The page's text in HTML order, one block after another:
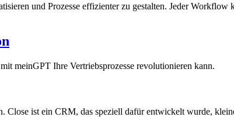
und Prozesse effizienter zu gestalten. Jeder Workflow
meinGPT Ihre Vertriebsprozesse revolutionieren kann.
Close ist ein CRM, das speziell dafür entwickelt wurde,